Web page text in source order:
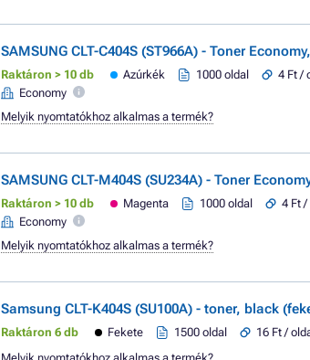
SAMSUNG CLT-C404S (ST966A) - Toner
Raktáron > 10 db Azúrkék 1000 oldal
4 Ft /
Economy
Melyik nyomtatókhoz alkalmas a termék?
SAMSUNG CLT-M404S (SU234A) - Toner
Raktáron > 10 db Magenta 1000 oldal
4 Ft /
Economy
Melyik nyomtatókhoz alkalmas a termék?
Samsung CLT-K404S (SU100A) - toner, black
Raktáron 6 db Fekete 1500 oldal 16 Ft /